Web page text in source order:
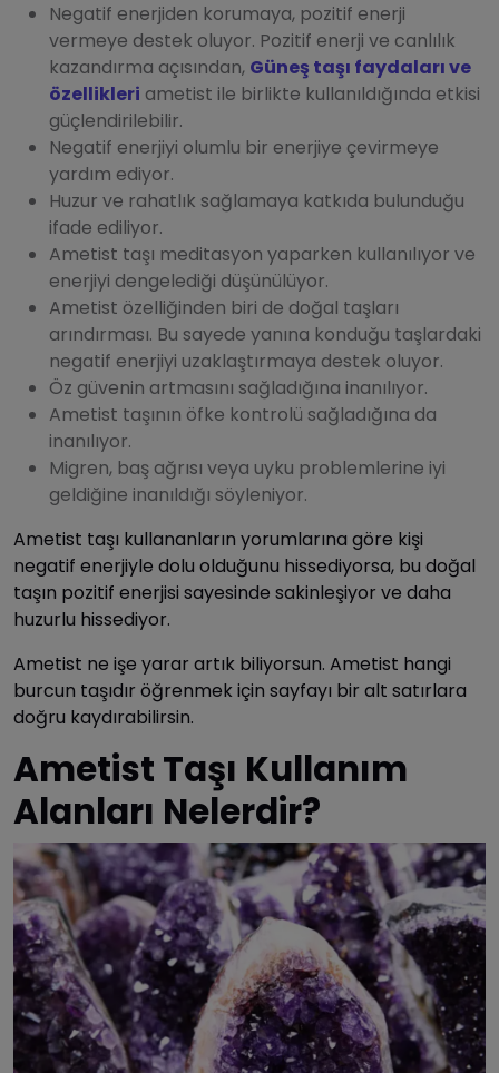
Negatif enerjiden korumaya, pozitif enerji
vermeye destek oluyor. Pozitif enerji ve canlılık
kazandırma açısından, Güneş taşı faydaları ve
özellikleri ametist ile birlikte kullanıldığında etkisi
güçlendirilebilir.
Negatif enerjiyi olumlu bir enerjiye çevirmeye
yardım ediyor.
Huzur ve rahatlık sağlamaya katkıda bulunduğu
ifade ediliyor.
Ametist taşı meditasyon yaparken kullanılıyor ve
enerjiyi dengelediği düşünülüyor.
Ametist özelliğinden biri de doğal taşları
arındırması. Bu sayede yanına konduğu taşlardaki
negatif enerjiyi uzaklaştırmaya destek oluyor.
Öz güvenin artmasını sağladığına inanılıyor.
Ametist taşının öfke kontrolü sağladığına da
inanılıyor.
Migren, baş ağrısı veya uyku problemlerine iyi
geldiğine inanıldığı söyleniyor.
Ametist taşı kullananların yorumlarına göre kişi
negatif enerjiyle dolu olduğunu hissediyorsa, bu doğal
taşın pozitif enerjisi sayesinde sakinleşiyor ve daha
huzurlu hissediyor.
Ametist ne işe yarar artık biliyorsun. Ametist hangi
burcun taşıdır öğrenmek için sayfayı bir alt satırlara
doğru kaydırabilirsin.
Ametist Taşı Kullanım
Alanları Nelerdir?